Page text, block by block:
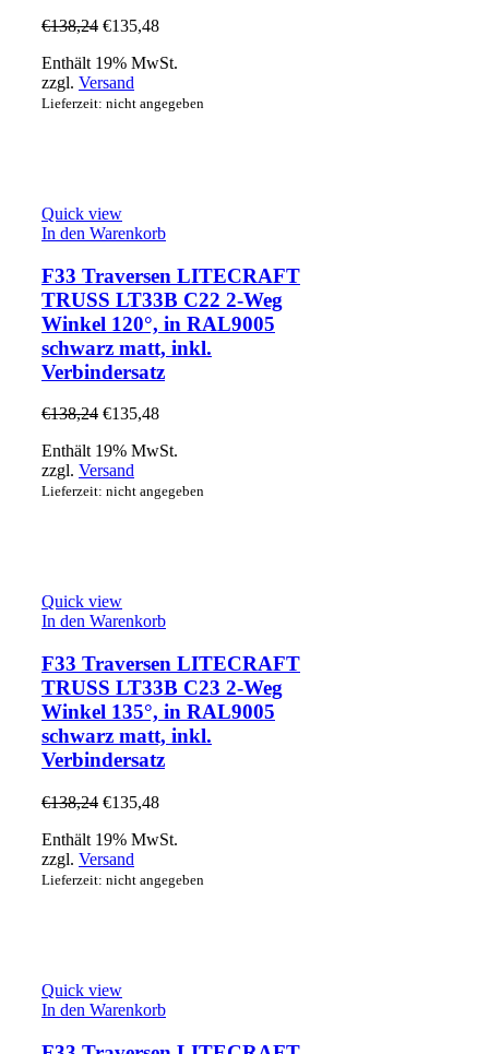
€138,24 €135,48
Enthält 19% MwSt.
zzgl. Versand
Lieferzeit: nicht angegeben
Quick view
In den Warenkorb
F33 Traversen LITECRAFT
TRUSS LT33B C22 2-Weg
Winkel 120°, in RAL9005
schwarz matt, inkl.
Verbindersatz
€138,24 €135,48
Enthält 19% MwSt.
zzgl. Versand
Lieferzeit: nicht angegeben
Quick view
In den Warenkorb
F33 Traversen LITECRAFT
TRUSS LT33B C23 2-Weg
Winkel 135°, in RAL9005
schwarz matt, inkl.
Verbindersatz
€138,24 €135,48
Enthält 19% MwSt.
zzgl. Versand
Lieferzeit: nicht angegeben
Quick view
In den Warenkorb